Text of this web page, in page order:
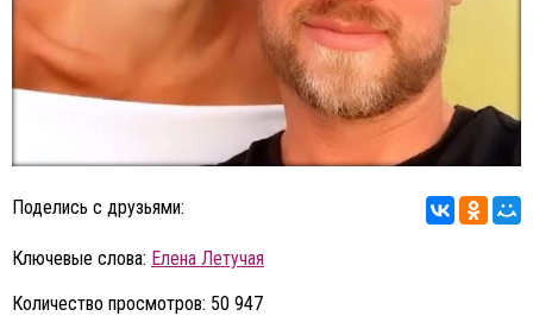
Поделись с друзьями:
Ключевые слова: Елена Летучая
Количество просмотров: 50 947